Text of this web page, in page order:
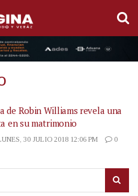
de Robin Williams revela una
en su matrimonio
30 JULIO 2018 12:06 PM 0